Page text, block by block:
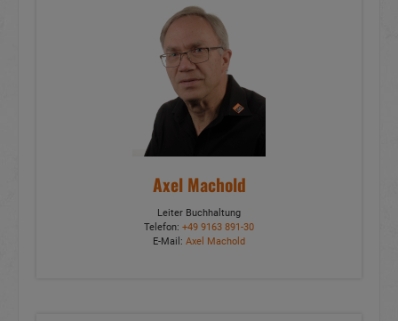
Axel Machold
Leiter Buchhaltung
Telefon: +49 9163 891-30
E-Mail: Axel Machold